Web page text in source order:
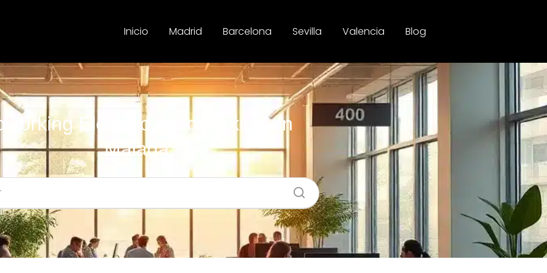
Inicio Madrid Barcelona Sevilla Valencia Blog
Elcentro – Coworking en
Málaga